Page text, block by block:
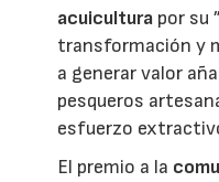
acuicultura por su
transformación y
a generar valor
pesqueros
esfuerzo
El premio a la